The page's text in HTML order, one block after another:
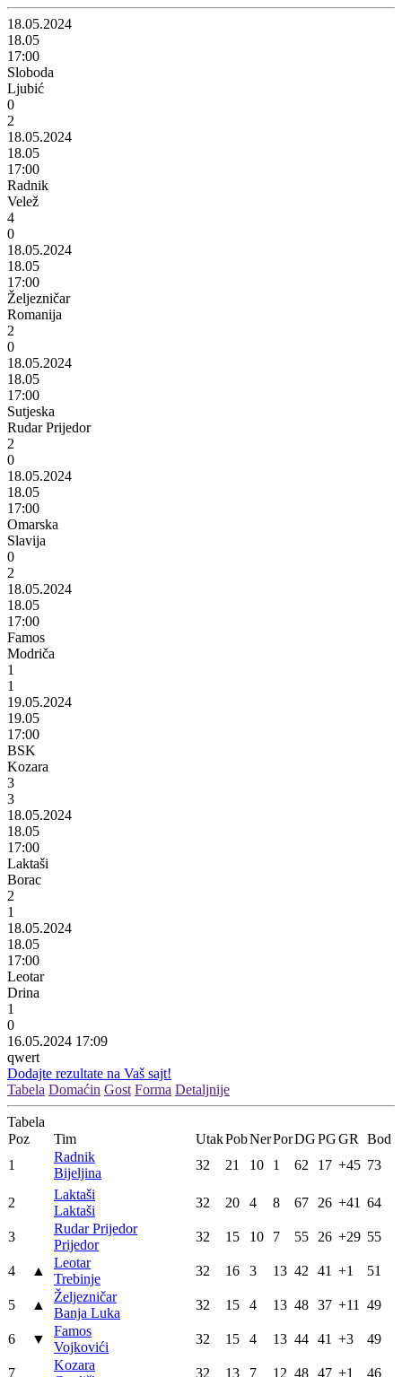
18.05.2024
18.05
17:00
Sloboda
Ljubić
0
2
18.05.2024
18.05
17:00
Radnik
Velež
4
0
18.05.2024
18.05
17:00
Željezničar
Romanija
2
0
18.05.2024
18.05
17:00
Sutjeska
Rudar Prijedor
2
0
18.05.2024
18.05
17:00
Omarska
Slavija
0
2
18.05.2024
18.05
17:00
Famos
Modriča
1
1
19.05.2024
19.05
17:00
BSK
Kozara
3
3
18.05.2024
18.05
17:00
Laktaši
Borac
2
1
18.05.2024
18.05
17:00
Leotar
Drina
1
0
16.05.2024 17:09
qwert
Dodajte rezultate na Vaš sajt!
Tabela Domaćin Gost Forma Detaljnije
Tabela
Poz
Tim UtakPobNerPorDGPGGR
Bod
1
Radnik
Bijeljina
32 21 10 1 62 17 +45 73
2
Laktaši
Laktaši
32 20 4 8 67 26 +41 64
3
Rudar Prijedor
Prijedor
32 15 10 7 55 26 +29 55
4 ▲
Leotar
Trebinje
32 16 3 13 42 41 +1 51
5 ▲
Željezničar
Banja Luka
32 15 4 13 48 37 +11 49
6 ▼
Famos
Vojkovići
32 15 4 13 44 41 +3 49
7
Kozara
32 13 7 12 48 47 +1 46